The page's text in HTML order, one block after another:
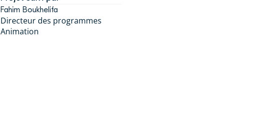
Fahim Boukhelifa
Directeur des programmes
Animation